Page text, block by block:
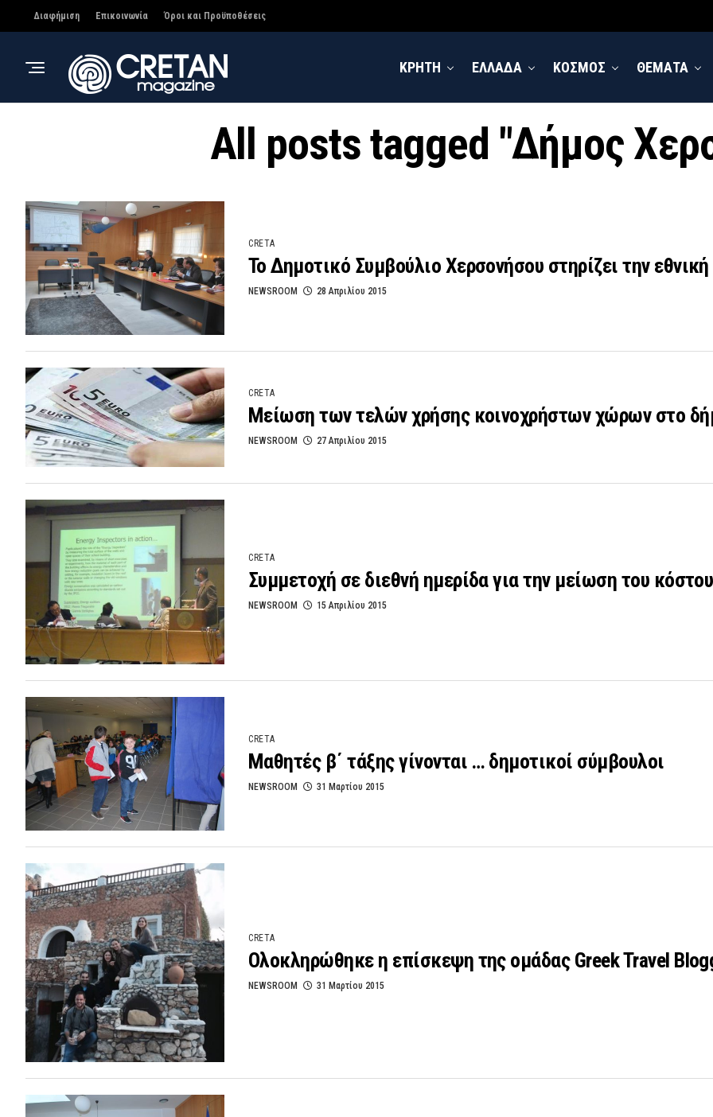
Διαφήμιση Επικοινωνία Όροι και Προϋποθέσεις
ΚΡΗΤΗ ΕΛΛΑΔΑ ΚΟΣΜΟΣ ΘΕΜΑΤΑ
All posts tagged "Δήμος
CRETA
Το Δημοτικό Συμβούλιο Χερσονήσου στηρίζει την
NEWSROOM 28 Απριλίου 2015
CRETA
Μείωση των τελών χρήσης κοινοχρήστων χώρων στο
NEWSROOM 27 Απριλίου 2015
CRETA
Συμμετοχή σε διεθνή ημερίδα για την μείωση του
NEWSROOM 15 Απριλίου 2015
CRETA
Μαθητές β΄ τάξης γίνονται … δημοτικοί σύμβουλοι
NEWSROOM 31 Μαρτίου 2015
CRETA
Ολοκληρώθηκε η επίσκεψη της ομάδας Greek Travel
NEWSROOM 31 Μαρτίου 2015